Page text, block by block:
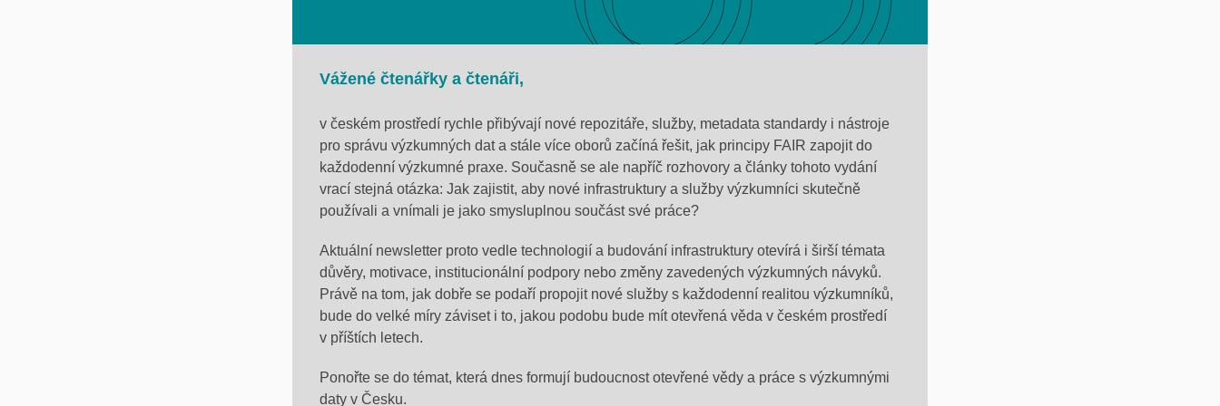
Vážené čtenářky a čtenáři,
v českém prostředí rychle přibývají nové repozitáře, služby, metadata standardy i nástroje
pro správu výzkumných dat a stále více oborů začíná řešit, jak principy FAIR zapojit do
každodenní výzkumné praxe. Současně se ale napříč rozhovory a články tohoto vydání
vrací stejná otázka: Jak zajistit, aby nové infrastruktury a služby výzkumníci skutečně
používali a vnímali je jako smysluplnou součást své práce?
Aktuální newsletter proto vedle technologií a budování infrastruktury otevírá i širší témata
důvěry, motivace, institucionální podpory nebo změny zavedených výzkumných návyků.
Právě na tom, jak dobře se podaří propojit nové služby s každodenní realitou výzkumníků,
bude do velké míry záviset i to, jakou podobu bude mít otevřená věda v českém prostředí
v příštích letech.
Ponořte se do témat, která dnes formují budoucnost otevřené vědy a práce s výzkumnými
daty v Česku.